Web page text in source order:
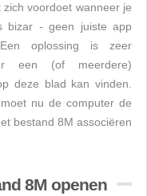
voordoet wanneer je
bizar - geen juiste app
oplossing is zeer
een (of meerdere)
deze blad kan vinden.
nu de computer de
bestand 8M associëren
8M openen